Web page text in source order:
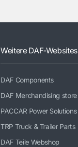
Weitere DAF-Websites
DAF Components
DAF Merchandising store
PACCAR Power Solutions
TRP Truck & Trailer Parts
DAF Teile Webshop